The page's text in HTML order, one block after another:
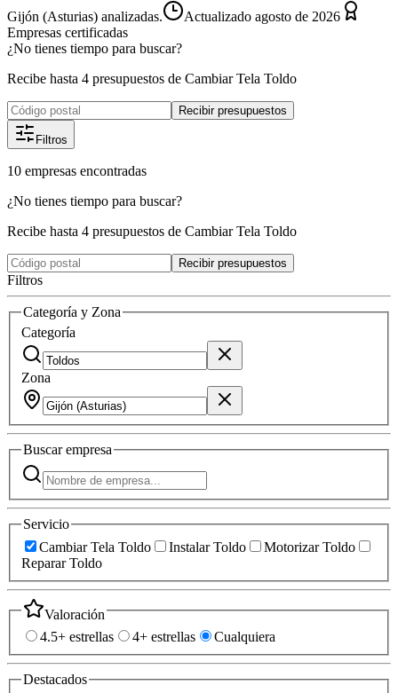
Gijón (Asturias) analizadas.
Actualizado agosto de 2026
Empresas certificadas
¿No tienes tiempo para buscar?
Recibe hasta 4 presupuestos de Cambiar Tela Toldo
Recibir presupuestos
Filtros
10 empresas encontradas
¿No tienes tiempo para buscar?
Recibe hasta 4 presupuestos de Cambiar Tela Toldo
Recibir presupuestos
Filtros
Categoría y Zona
Categoría
Zona
Buscarempresa
Servicio
Cambiar Tela Toldo
Instalar Toldo
Motorizar Toldo
Reparar Toldo
Valoración
4.5+ estrellas
4+ estrellas Cualquiera
Destacados